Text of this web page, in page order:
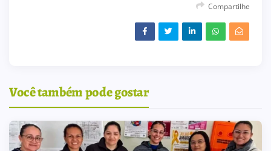
Compartilhe
Você também pode gostar